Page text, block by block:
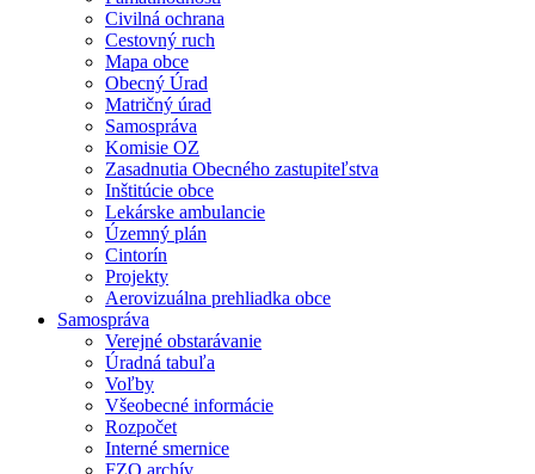
Civilná ochrana
Cestovný ruch
Mapa obce
Obecný Úrad
Matričný úrad
Samospráva
Komisie OZ
Zasadnutia Obecného zastupiteľstva
Inštitúcie obce
Lekárske ambulancie
Územný plán
Cintorín
Projekty
Aerovizuálna prehliadka obce
Samospráva
Verejné obstarávanie
Úradná tabuľa
Voľby
Všeobecné informácie
Rozpočet
Interné smernice
FZO archív